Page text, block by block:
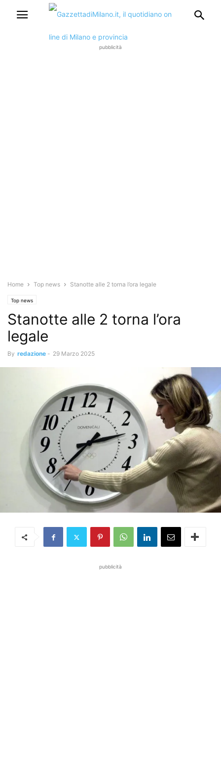
pubblicità
Home Top news Stanotte alle 2 torna l’ora legale
Top news
Stanotte alle 2 torna l’ora
legale
By redazione - 29 Marzo 2025
pubblicità